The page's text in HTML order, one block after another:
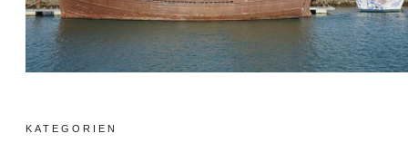
KATEGORIEN